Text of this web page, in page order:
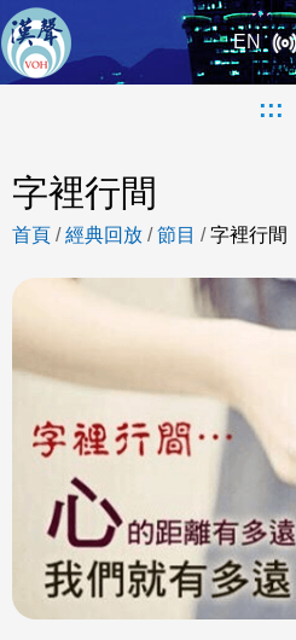
EN
:::
字裡行間
首頁 /經典回放 /節目 /字裡行間